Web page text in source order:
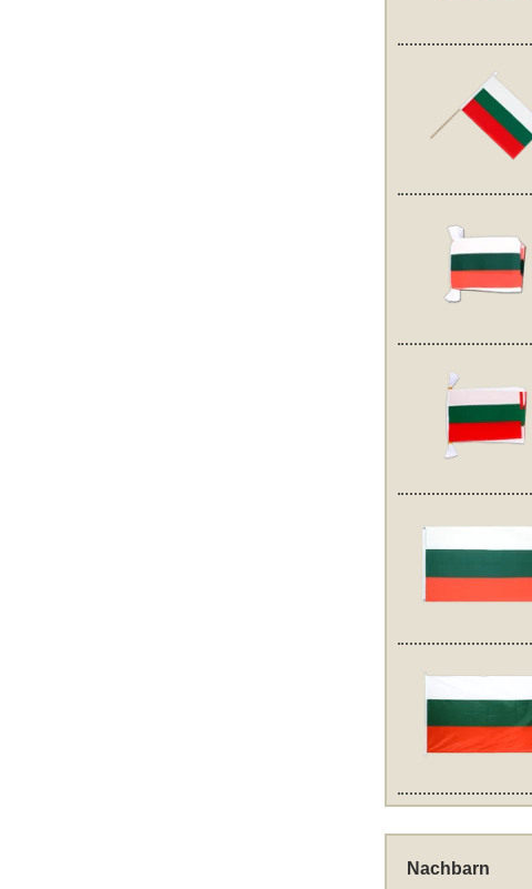
Nachbarn